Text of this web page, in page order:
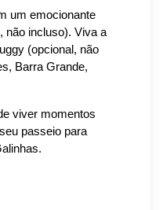
um emocionante
não incluso). Viva a
(opcional, não
Barra Grande,
viver momentos
passeio para